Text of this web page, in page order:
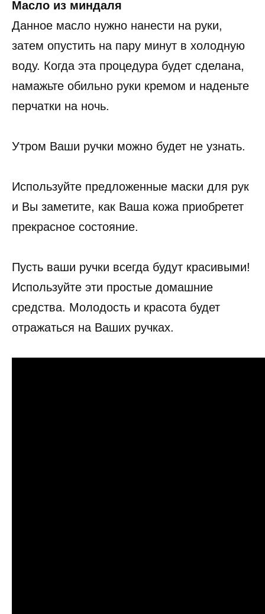
Масло из миндаля
Данное масло нужно нанести на руки,
затем опустить на пару минут в холодную
воду. Когда эта процедура будет сделана,
намажьте обильно руки кремом и наденьте
перчатки на ночь.
Утром Ваши ручки можно будет не узнать.
Используйте предложенные маски для рук
и Вы заметите, как Ваша кожа приобретет
прекрасное состояние.
Пусть ваши ручки всегда будут красивыми!
Используйте эти простые домашние
средства. Молодость и красота будет
отражаться на Ваших ручках.